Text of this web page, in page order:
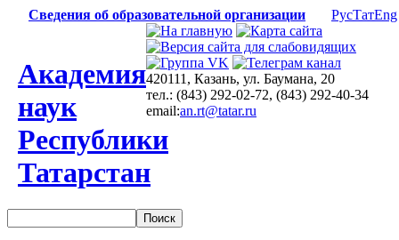
Сведения об образовательной организации РусТатEng
Академия
наук
Республики
Татарстан
420111, Казань, ул. Баумана, 20
тел.: (843) 292-02-72, (843) 292-40-34
email:an.rt@tatar.ru